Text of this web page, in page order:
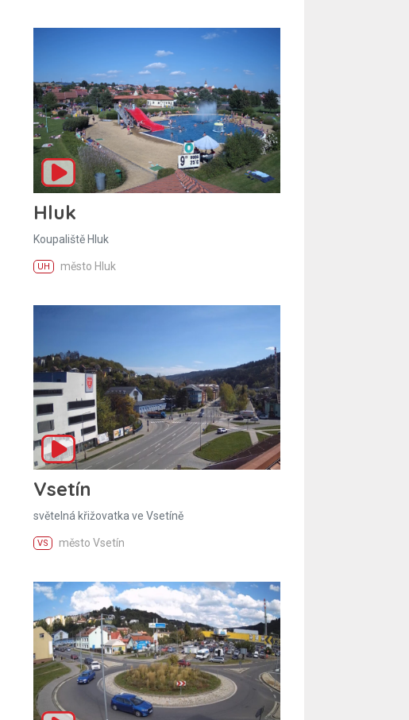
Hluk
Koupaliště Hluk
UH město Hluk
Vsetín
světelná křižovatka ve Vsetíně
VS město Vsetín